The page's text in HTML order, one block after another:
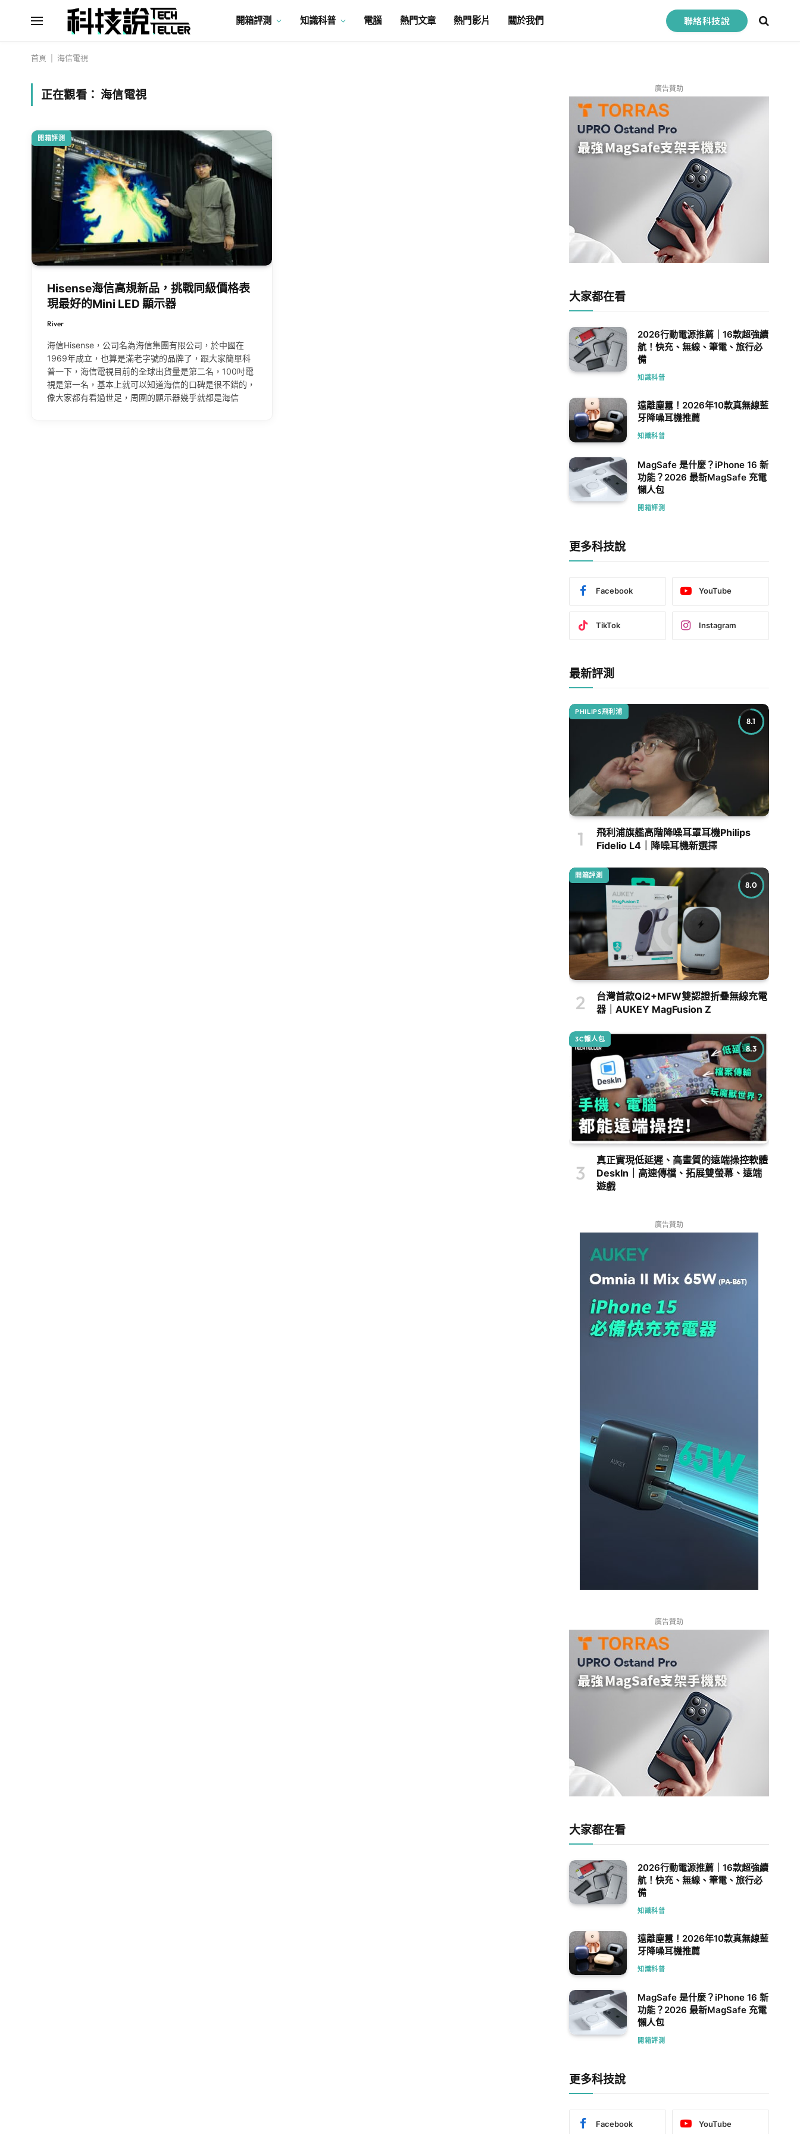
開箱評測 知識科普 電腦 熱門文章 熱門影片 關於我們 聯絡科技說
首頁 海信電視
正在觀看：海信電視
開箱評測
Hisense海信高規新品，挑戰同級價格表
現最好的Mini LED 顯示器
River
海信Hisense，公司名為海信集團有限公司，於中國在
1969年成立，也算是滿老字號的品牌了，跟大家簡單科
普一下，海信電視目前的全球出貨量是第二名，100吋電
視是第一名，基本上就可以知道海信的口碑是很不錯的，
像大家都有看過世足，周圍的顯示器幾乎就都是海信
廣告贊助
大家都在看
2026行動電源推薦｜16款超強續
航！快充、無線、筆電、旅行必
備
知識科普
遠離塵囂！2026年10款真無線藍
牙降噪耳機推薦
知識科普
MagSafe 是什麼？iPhone 16 新
功能？2026 最新MagSafe 充電
懶人包
開箱評測
更多科技說
Facebook YouTube
TikTok Instagram
最新評測
8.1
PHILIPS飛利浦
飛利浦旗艦高階降噪耳罩耳機Philips
Fidelio L4｜降噪耳機新選擇
8.0
開箱評測
台灣首款Qi2+MFW雙認證折疊無線充電
器｜AUKEY MagFusion Z
8.3
3C懶人包
真正實現低延遲、高畫質的遠端操控軟體
DeskIn｜高速傳檔、拓展雙螢幕、遠端
遊戲
廣告贊助
廣告贊助
大家都在看
2026行動電源推薦｜16款超強續
航！快充、無線、筆電、旅行必
備
知識科普
遠離塵囂！2026年10款真無線藍
牙降噪耳機推薦
知識科普
MagSafe 是什麼？iPhone 16 新
功能？2026 最新MagSafe 充電
懶人包
開箱評測
更多科技說
Facebook YouTube